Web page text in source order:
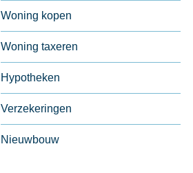
Woning kopen
Woning taxeren
Hypotheken
Verzekeringen
Nieuwbouw